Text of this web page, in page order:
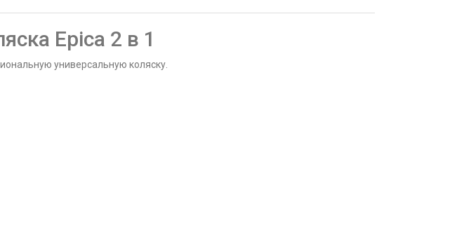
Epica 2 в 1
универсальную коляску.